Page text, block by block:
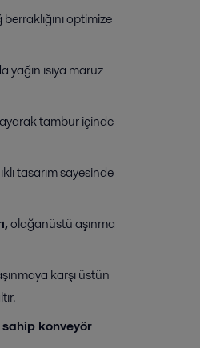
optimize
yağın ısıya maruz
tambur içinde
tasarım sayesinde
olağanüstü aşınma
karşı üstün
konveyör